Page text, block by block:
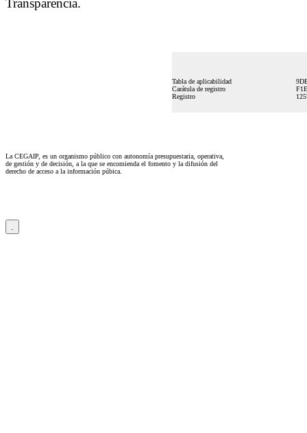
Transparencia.
Tabla de aplicabilidad
Carátula de registro
Registro
La CEGAIP, es un organismo público con autonomía presupuestaria, operativa,
de gestión y de decisión, a la que se encomienda el fomento y la difusión del
derecho de acceso a la información púbica.